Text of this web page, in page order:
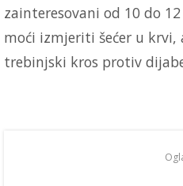
zainteresovani od 10 do
moći izmjeriti šećer u krvi,
trebinjski kros protiv